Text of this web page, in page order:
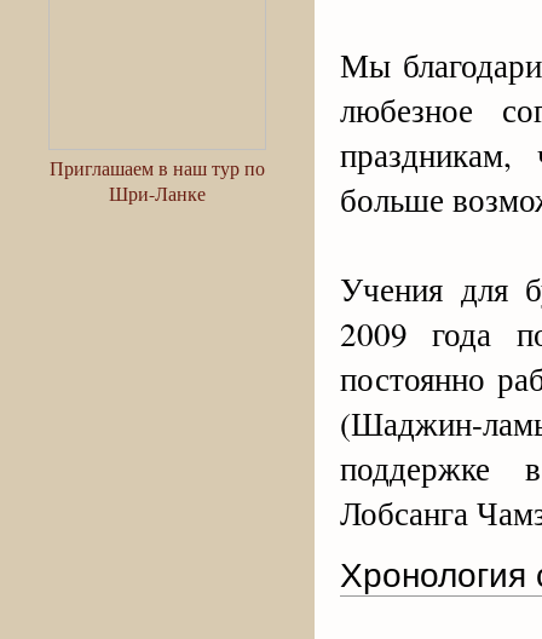
Приглашаем в наш тур по
Шри-Ланке
Мы
любезное
больше
Учения для
2009 года
постоянно
(Шаджин-
поддержке
Лобсанга
Хронология